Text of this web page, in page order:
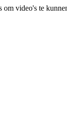
video's te